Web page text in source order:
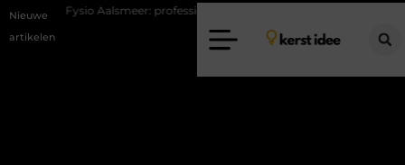
Nieuwe
artikelen
Aalsmeer: professionele hulp bij pijn en bewegingsklachten